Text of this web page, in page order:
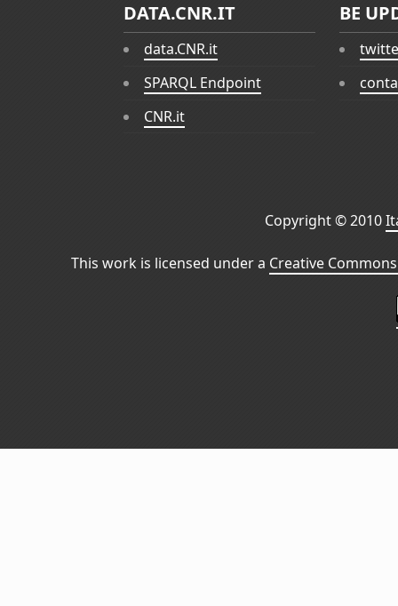
DATA.CNR.IT
data.CNR.it
SPARQL Endpoint
CNR.it
BE
Copyright © 2010
This work is licensed under a Creative